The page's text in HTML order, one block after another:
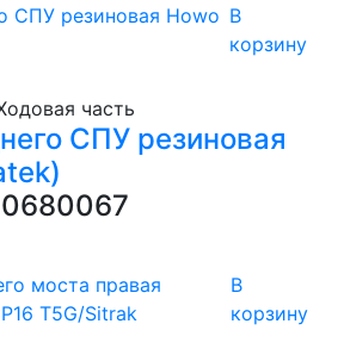
В
корзину
часть
СПУ резиновая
В
корзину